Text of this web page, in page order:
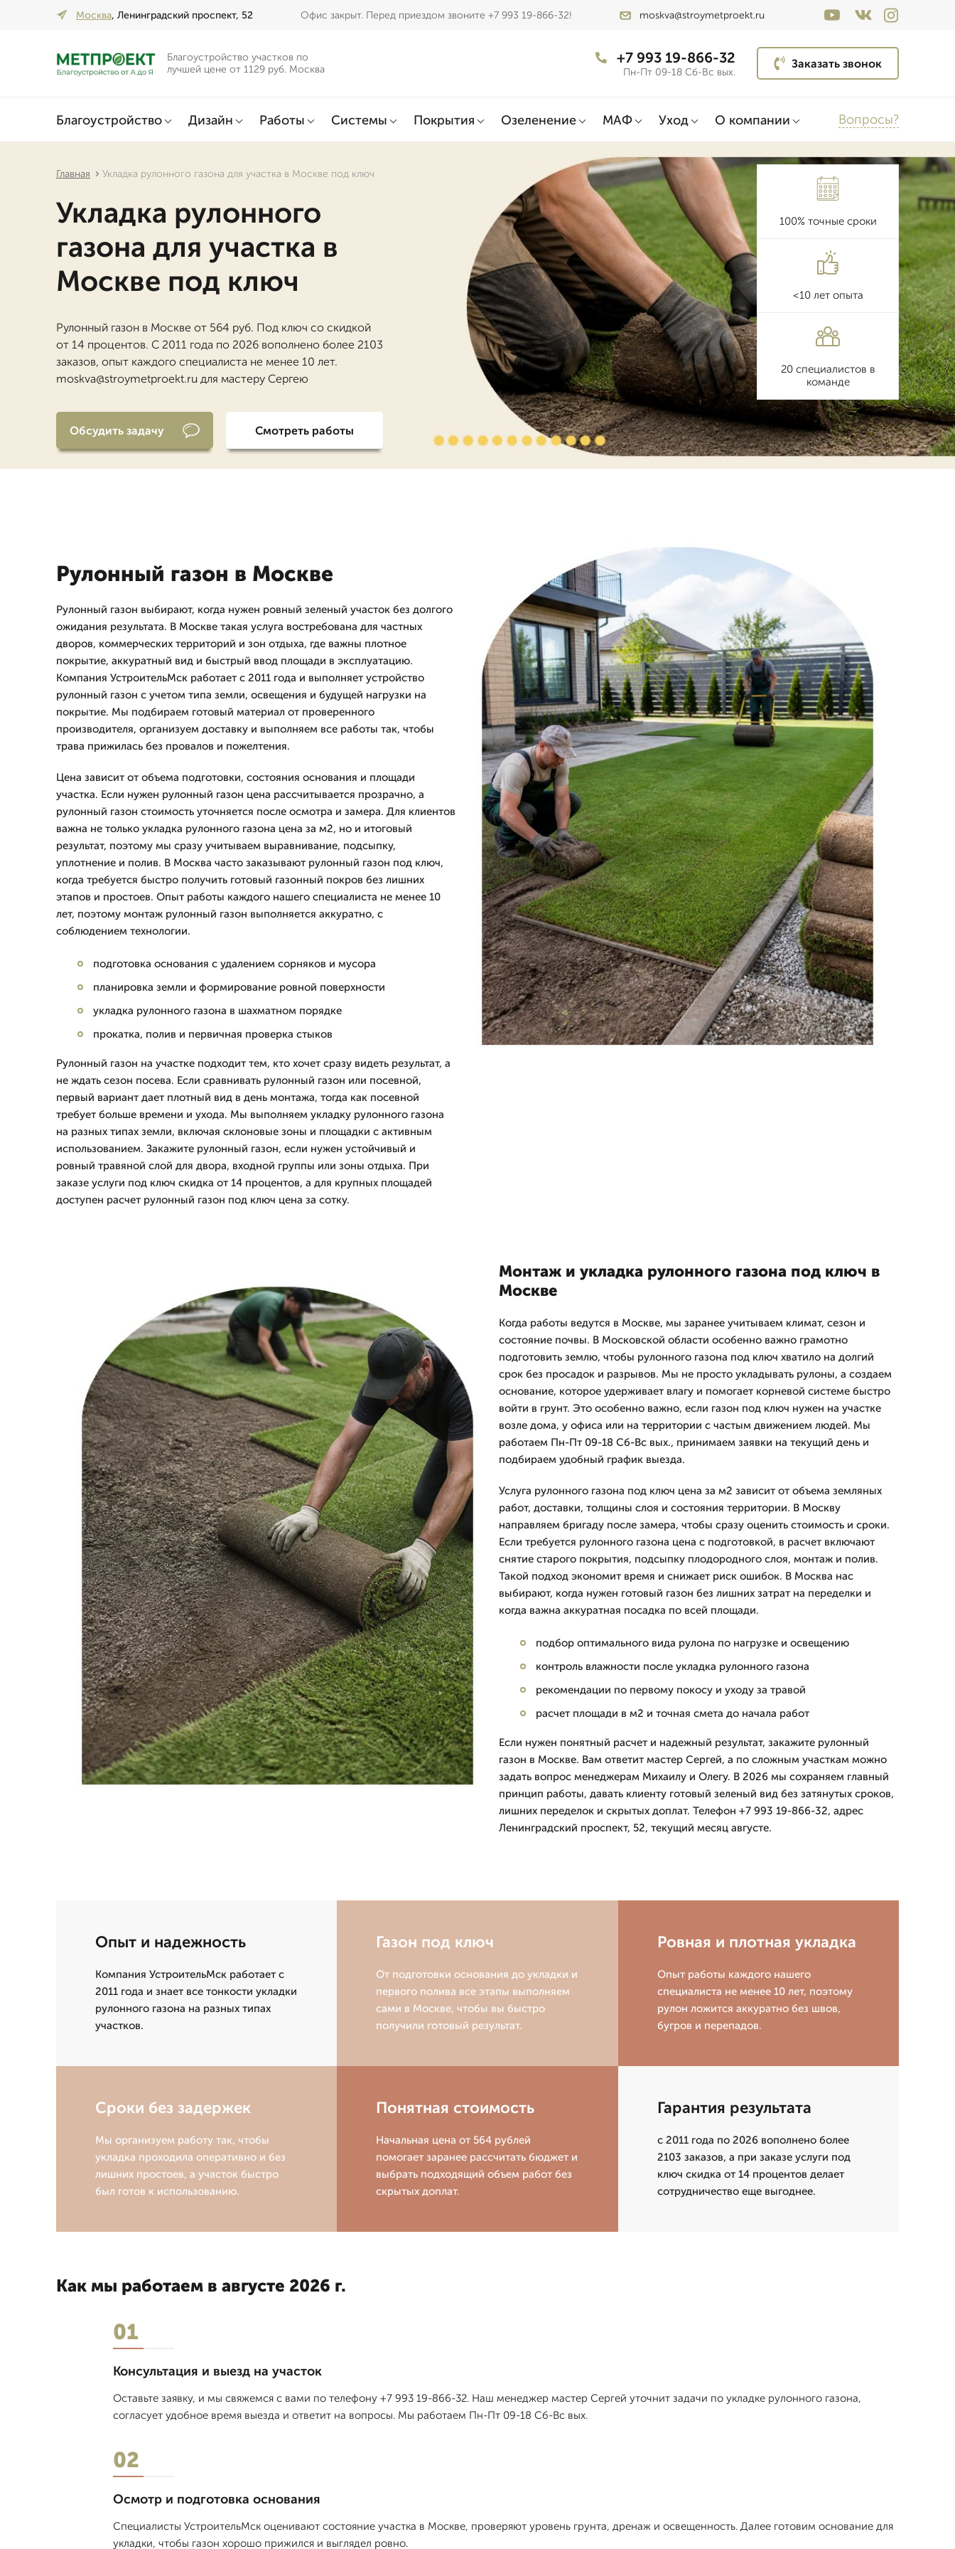
Москва, Ленинградский проспект, 52 Офис закрыт. Перед приездом звоните +7 993 19-866-32! moskva@stroymetproekt.ru
Благоустройство участков по
лучшей цене от 1129 руб. Москва
+7 993 19-866-32
Пн-Пт 09-18 Сб-Вс вых.
Заказать звонок
Благоустройство Дизайн Работы Системы Покрытия Озеленение МАФ Уход О компании Вопросы?
Главная Укладка рулонного газона для участка в Москве под ключ
Укладка рулонного
газона для участка в
Москве под ключ
Рулонный газон в Москве от 564 руб. Под ключ со скидкой
от 14 процентов. С 2011 года по 2026 вополнено более 2103
заказов, опыт каждого специалиста не менее 10 лет.
moskva@stroymetproekt.ru для мастеру Сергею
Обсудить задачу Смотреть работы
100% точные сроки
<10 лет опыта
20 специалистов в
команде
Рулонный газон в Москве
Рулонный газон выбирают, когда нужен ровный зеленый участок без долгого
ожидания результата. В Москве такая услуга востребована для частных
дворов, коммерческих территорий и зон отдыха, где важны плотное
покрытие, аккуратный вид и быстрый ввод площади в эксплуатацию.
Компания УстроительМск работает с 2011 года и выполняет устройство
рулонный газон с учетом типа земли, освещения и будущей нагрузки на
покрытие. Мы подбираем готовый материал от проверенного
производителя, организуем доставку и выполняем все работы так, чтобы
трава прижилась без провалов и пожелтения.
Цена зависит от объема подготовки, состояния основания и площади
участка. Если нужен рулонный газон цена рассчитывается прозрачно, а
рулонный газон стоимость уточняется после осмотра и замера. Для клиентов
важна не только укладка рулонного газона цена за м2, но и итоговый
результат, поэтому мы сразу учитываем выравнивание, подсыпку,
уплотнение и полив. В Москва часто заказывают рулонный газон под ключ,
когда требуется быстро получить готовый газонный покров без лишних
этапов и простоев. Опыт работы каждого нашего специалиста не менее 10
лет, поэтому монтаж рулонный газон выполняется аккуратно, с
соблюдением технологии.
подготовка основания с удалением сорняков и мусора
планировка земли и формирование ровной поверхности
укладка рулонного газона в шахматном порядке
прокатка, полив и первичная проверка стыков
Рулонный газон на участке подходит тем, кто хочет сразу видеть результат, а
не ждать сезон посева. Если сравнивать рулонный газон или посевной,
первый вариант дает плотный вид в день монтажа, тогда как посевной
требует больше времени и ухода. Мы выполняем укладку рулонного газона
на разных типах земли, включая склоновые зоны и площадки с активным
использованием. Закажите рулонный газон, если нужен устойчивый и
ровный травяной слой для двора, входной группы или зоны отдыха. При
заказе услуги под ключ скидка от 14 процентов, а для крупных площадей
доступен расчет рулонный газон под ключ цена за сотку.
Монтаж и укладка рулонного газона под ключ в
Москве
Когда работы ведутся в Москве, мы заранее учитываем климат, сезон и
состояние почвы. В Московской области особенно важно грамотно
подготовить землю, чтобы рулонного газона под ключ хватило на долгий
срок без просадок и разрывов. Мы не просто укладывать рулоны, а создаем
основание, которое удерживает влагу и помогает корневой системе быстро
войти в грунт. Это особенно важно, если газон под ключ нужен на участке
возле дома, у офиса или на территории с частым движением людей. Мы
работаем Пн-Пт 09-18 Сб-Вс вых., принимаем заявки на текущий день и
подбираем удобный график выезда.
Услуга рулонного газона под ключ цена за м2 зависит от объема земляных
работ, доставки, толщины слоя и состояния территории. В Москву
направляем бригаду после замера, чтобы сразу оценить стоимость и сроки.
Если требуется рулонного газона цена с подготовкой, в расчет включают
снятие старого покрытия, подсыпку плодородного слоя, монтаж и полив.
Такой подход экономит время и снижает риск ошибок. В Москва нас
выбирают, когда нужен готовый газон без лишних затрат на переделки и
когда важна аккуратная посадка по всей площади.
подбор оптимального вида рулона по нагрузке и освещению
контроль влажности после укладка рулонного газона
рекомендации по первому покосу и уходу за травой
расчет площади в м2 и точная смета до начала работ
Если нужен понятный расчет и надежный результат, закажите рулонный
газон в Москве. Вам ответит мастер Сергей, а по сложным участкам можно
задать вопрос менеджерам Михаилу и Олегу. В 2026 мы сохраняем главный
принцип работы, давать клиенту готовый зеленый вид без затянутых сроков,
лишних переделок и скрытых доплат. Телефон +7 993 19-866-32, адрес
Ленинградский проспект, 52, текущий месяц августе.
Опыт и надежность
Компания УстроительМск работает с
2011 года и знает все тонкости укладки
рулонного газона на разных типах
участков.
Газон под ключ
От подготовки основания до укладки и
первого полива все этапы выполняем
сами в Москве, чтобы вы быстро
получили готовый результат.
Ровная и плотная укладка
Опыт работы каждого нашего
специалиста не менее 10 лет, поэтому
рулон ложится аккуратно без швов,
бугров и перепадов.
Сроки без задержек
Мы организуем работу так, чтобы
укладка проходила оперативно и без
лишних простоев, а участок быстро
был готов к использованию.
Понятная стоимость
Начальная цена от 564 рублей
помогает заранее рассчитать бюджет и
выбрать подходящий объем работ без
скрытых доплат.
Гарантия результата
с 2011 года по 2026 вополнено более
2103 заказов, а при заказе услуги под
ключ скидка от 14 процентов делает
сотрудничество еще выгоднее.
Как мы работаем в августе 2026 г.
01
Консультация и выезд на участок
Оставьте заявку, и мы свяжемся с вами по телефону +7 993 19-866-32. Наш менеджер мастер Сергей уточнит задачи по укладке рулонного газона,
согласует удобное время выезда и ответит на вопросы. Мы работаем Пн-Пт 09-18 Сб-Вс вых.
02
Осмотр и подготовка основания
Специалисты УстроительМск оценивают состояние участка в Москве, проверяют уровень грунта, дренаж и освещенность. Далее готовим основание для
укладки, чтобы газон хорошо прижился и выглядел ровно.